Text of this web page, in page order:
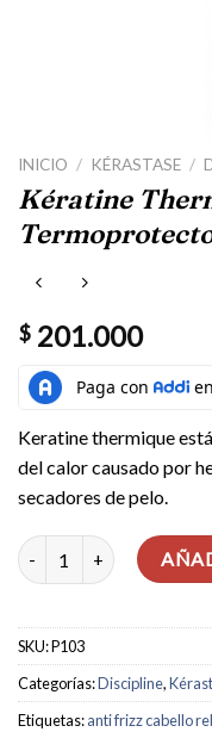
INICIO / KÉRASTASE /
Kératine
$ 201.000
Keratine thermique
del calor causado por
secadores de pelo.
Kératine Thermique
SKU:P103
Categorías:Discipline,
Etiquetas:anti frizz cabello